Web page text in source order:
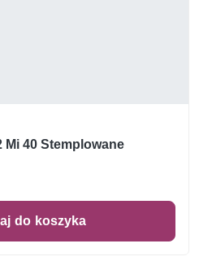
Mi 40 Stemplowane
do koszyka